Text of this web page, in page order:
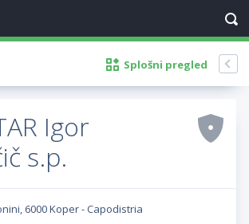
Splošni pregled
Igor
s.p.
6000 Koper - Capodistria